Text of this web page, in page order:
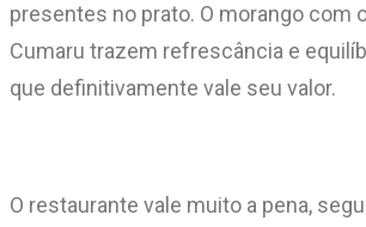
presentes no prato. O morango com
Cumaru trazem refrescância e
que definitivamente vale seu valor.
O restaurante vale muito a pena,